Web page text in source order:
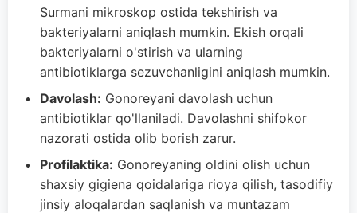
Surmani mikroskop ostida tekshirish va
bakteriyalarni aniqlash mumkin. Ekish orqali
bakteriyalarni o'stirish va ularning
antibiotiklarga sezuvchanligini aniqlash mumkin.
Davolash: Gonoreyani davolash uchun
antibiotiklar qo'llaniladi. Davolashni shifokor
nazorati ostida olib borish zarur.
Profilaktika: Gonoreyaning oldini olish uchun
shaxsiy gigiena qoidalariga rioya qilish, tasodifiy
jinsiy aloqalardan saqlanish va muntazam